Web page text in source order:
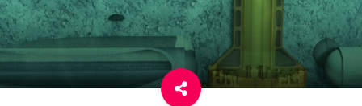
غذا
رستوران گردی
آشپزی
سفر و گردشگری